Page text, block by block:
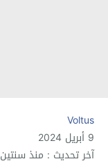
Voltus
9 أبريل 2024
آخر تحديث : منذ سنتين